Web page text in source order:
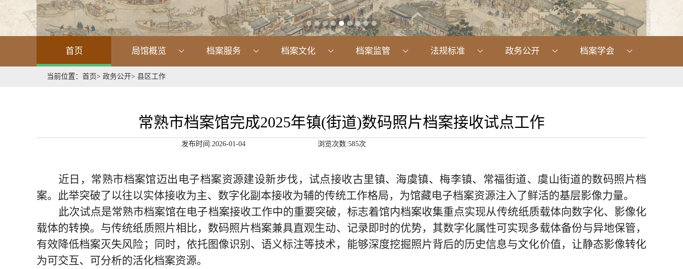
首页 局馆概览 档案服务 档案文化 档案监管 法规标准 政务公开 档案学会
当前位置： 首页> 政务公开> 县区工作
常熟市档案馆完成2025年镇(街道)数码照片档案接收试点工作
发布时间:2026-01-04 浏览次数:585次
近日，常熟市档案馆迈出电子档案资源建设新步伐，试点接收古里镇、海虞镇、梅李镇、常福街道、虞山街道的数码照片档
案。此举突破了以往以实体接收为主、数字化副本接收为辅的传统工作格局，为馆藏电子档案资源注入了鲜活的基层影像力量。
此次试点是常熟市档案馆在电子档案接收工作中的重要突破，标志着馆内档案收集重点实现从传统纸质载体向数字化、影像化
载体的转换。与传统纸质照片相比，数码照片档案兼具直观生动、记录即时的优势，其数字化属性可实现多载体备份与异地保管，
有效降低档案灭失风险；同时，依托图像识别、语义标注等技术，能够深度挖掘照片背后的历史信息与文化价值，让静态影像转化
为可交互、可分析的活化档案资源。